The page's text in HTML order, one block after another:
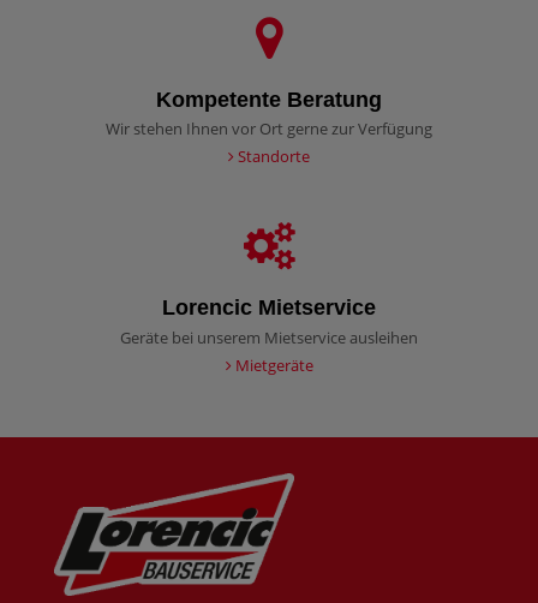
Kompetente Beratung
Wir stehen Ihnen vor Ort gerne zur Verfügung
Standorte
Lorencic Mietservice
Geräte bei unserem Mietservice ausleihen
Mietgeräte